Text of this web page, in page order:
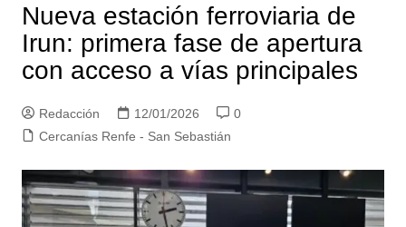
Nueva estación ferroviaria de
Irun: primera fase de apertura
con acceso a vías principales
Redacción 12/01/2026
0
Cercanías Renfe - San Sebastián